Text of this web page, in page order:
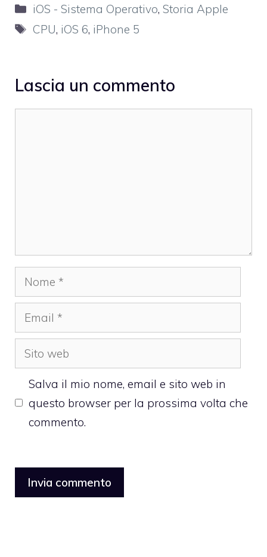
Categorie
iOS - Sistema Operativo,Storia Apple
Tag
CPU, iOS 6, iPhone 5
Lascia un commento
Nome
Email
Sito
web
Salva il mio nome, email e sito web in
questo browser per la prossima volta che
commento.